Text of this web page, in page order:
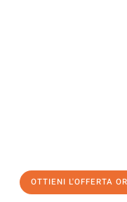
OTTIENI L'OFFERTA